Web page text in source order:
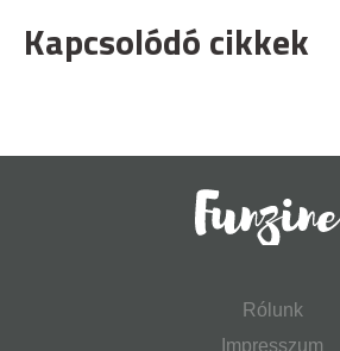
Kapcsolódó cikkek
Rólunk
Impresszum